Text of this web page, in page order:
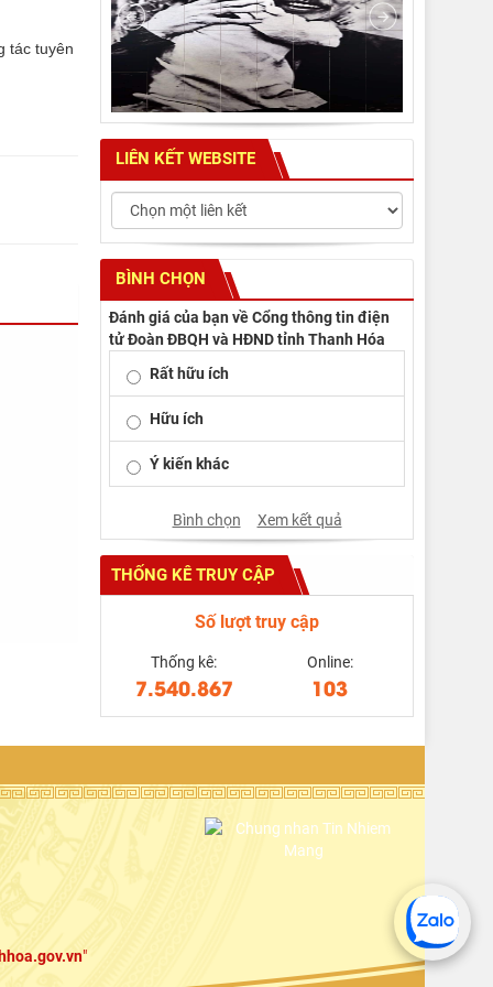
tác tuyên
LIÊN KẾT WEBSITE
BÌNH CHỌN
Đánh giá của bạn về Cổng thông tin điện
tử Đoàn ĐBQH và HĐND tỉnh Thanh Hóa
Rất hữu ích
Hữu ích
Ý kiến khác
Bình chọn Xem kết quả
THỐNG KÊ TRUY CẬP
Số lượt truy cập
Thống kê:
7.540.867
Online:
103
"